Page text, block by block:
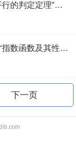
[问答题,案例分析题] 阅读以下“线面平行的判定定理”的教学过程设计，回答问题。 问题： （1）填写教学过程中的设计意图。 （2）分析本次教学的重难点。 （3）请根据此教学过程写一个教学反思。
[问答题,案例分析题] 请以人教版中的“指数函数及其性质”为课题写一个完整的教学设计。
下一页